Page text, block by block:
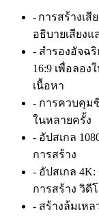
- การสร้างเสี
อธิบายเสียง
- สำรองอัจฉริ
16:9 เพื่อลอ
เนื้อหา
- การควบคุม
ในหลายครั้ง
- อัปสเกล
การสร้าง
- อัปสเกล 4K:
การสร้าง วิดี
- สร้างล้มเหล